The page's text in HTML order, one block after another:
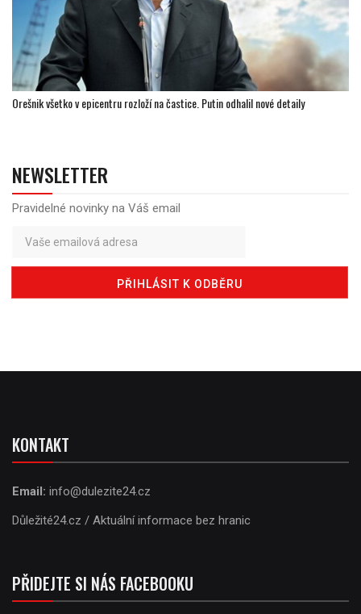
Orešnik všetko v epicentru rozloží na častice. Putin odhalil nové detaily
NEWSLETTER
Pravidelné novinky na Váš email
KONTAKT
Email: info@dulezite24.cz
Důležité24.cz / Aktuální informace bez hranic
PŘIDEJTE SI NÁS FACEBOOKU